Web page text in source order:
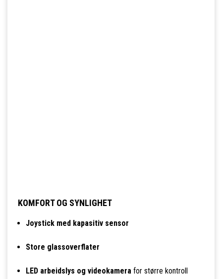
KOMFORT OG SYNLIGHET
Joystick med kapasitiv sensor
Store glassoverflater
LED arbeidslys og videokamerafor større kontroll